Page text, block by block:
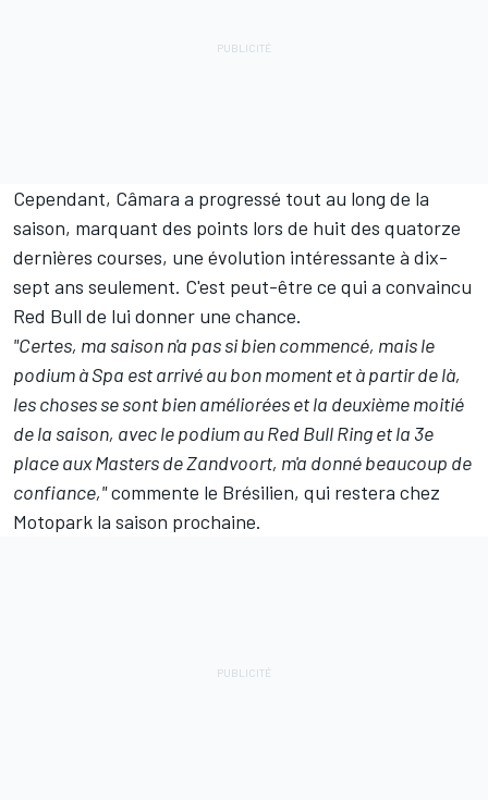
Cependant, Câmara a progressé tout au long de la
saison, marquant des points lors de huit des quatorze
dernières courses, une évolution intéressante à dix-
sept ans seulement. C'est peut-être ce qui a convaincu
Red Bull de lui donner une chance.
"Certes, ma saison n'a pas si bien commencé, mais le
podium à Spa est arrivé au bon moment et à partir de là,
les choses se sont bien améliorées et la deuxième moitié
de la saison, avec le podium au Red Bull Ring et la 3e
place aux Masters de Zandvoort, m'a donné beaucoup de
confiance,"commente le Brésilien, qui restera chez
Motopark la saison prochaine.